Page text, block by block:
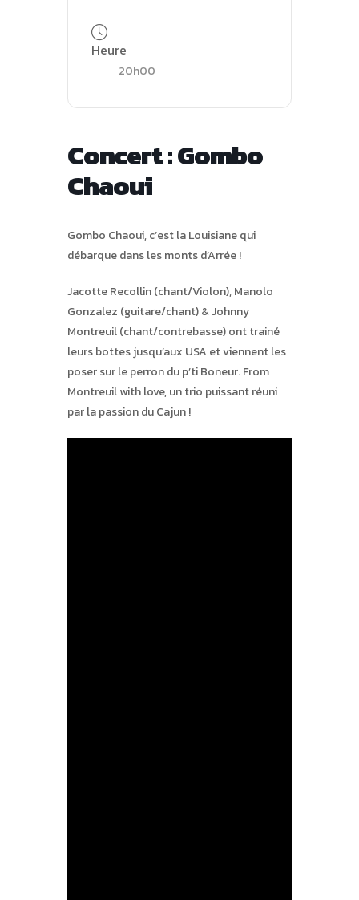
Heure
20h00
Concert : Gombo
Chaoui
Gombo Chaoui, c’est la Louisiane qui
débarque dans les monts d’Arrée !
Jacotte Recollin (chant/Violon), Manolo
Gonzalez (guitare/chant) & Johnny
Montreuil (chant/contrebasse) ont trainé
leurs bottes jusqu’aux USA et viennent les
poser sur le perron du p’ti Boneur. From
Montreuil with love, un trio puissant réuni
par la passion du Cajun !